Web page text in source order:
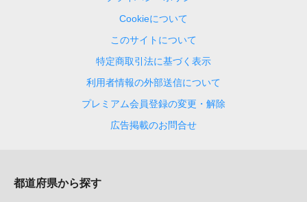
Cookieについて
このサイトについて
特定商取引法に基づく表示
利用者情報の外部送信について
プレミアム会員登録の変更・解除
広告掲載のお問合せ
都道府県から探す